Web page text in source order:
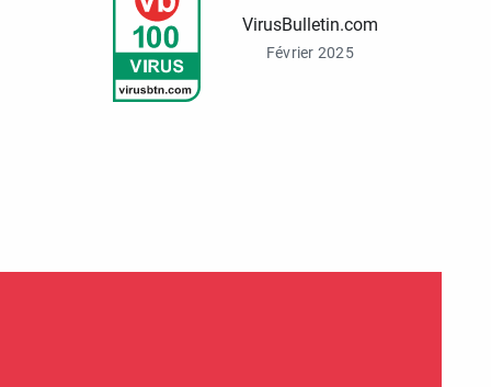
VirusBulletin.com
Février 2025